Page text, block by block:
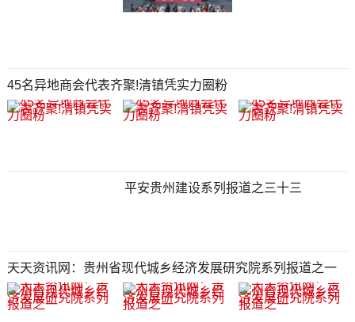
45名异地商会代表齐聚!清镇凭实力圈粉
平安贵州建设系列报道之三十三
天天资讯网：贵州省现代城乡经济发展研究院系列报道之一